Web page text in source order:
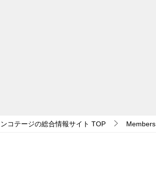
コテージの総合情報サイト TOP Members